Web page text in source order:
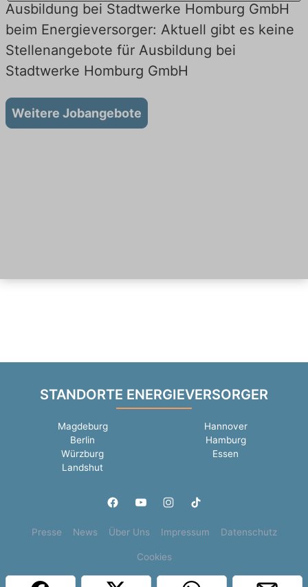
Ausbildung bei Stadtwerke Homburg GmbH
beim Energieversorger: Aktuell gibt es keine
Stellenangebote für Ausbildung bei
Stadtwerke Homburg GmbH
Weitere Jobangebote
STANDORTE ENERGIEVERSORGER
Magdeburg
Hannover
Berlin
Hamburg
Würzburg
Essen
Landshut
Presse News Über Uns Impressum Datenschutz
Cookies